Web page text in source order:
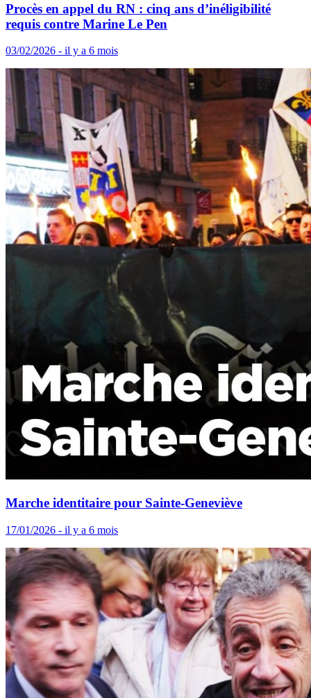
Procès en appel du RN : cinq ans d’inéligibilité
requis contre Marine Le Pen
03/02/2026 - il y a 6 mois
Marche identitaire pour Sainte-Geneviève
17/01/2026 - il y a 6 mois